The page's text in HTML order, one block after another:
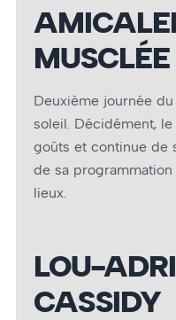
Deuxième journée du
soleil. Décidément,
goûts et continue de
de sa
lieux.
LOU-
CASSIDY